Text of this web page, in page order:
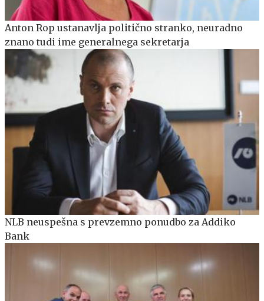
Anton Rop ustanavlja politično stranko, neuradno
znano tudi ime generalnega sekretarja
NLB neuspešna s prevzemno ponudbo za Addiko
Bank